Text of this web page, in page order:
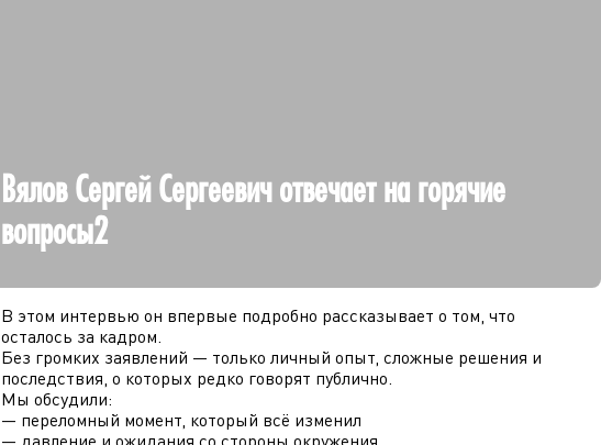
Вялов Сергей Сергеевич отвечает на горячие
вопросы2
В этом интервью он впервые подробно рассказывает о том, что
осталось за кадром.
Без громких заявлений — только личный опыт, сложные решения и
последствия, о которых редко говорят публично.
Мы обсудили:
— переломный момент, который всё изменил
— давление и ожидания со стороны окружения